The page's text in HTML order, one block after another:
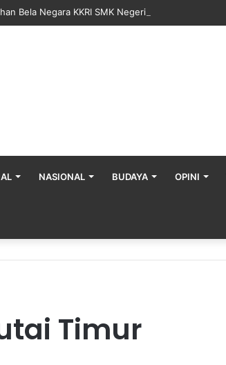
Bela Negara KKRI SMK Negeri 2 Bontang
NASIONAL BUDAYA OPINI
Timur